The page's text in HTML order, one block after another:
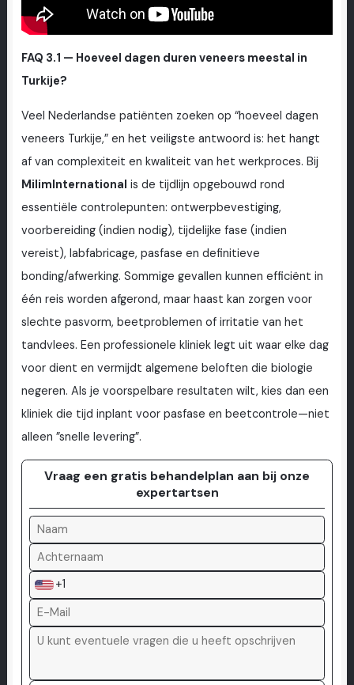
FAQ 3.1 — Hoeveel dagen duren veneers meestal in
Turkije?
Veel Nederlandse patiënten zoeken op “hoeveel dagen
veneers Turkije,” en het veiligste antwoord is: het hangt
af van complexiteit en kwaliteit van het werkproces. Bij
MilimInternational is de tijdlijn opgebouwd rond
essentiële controlepunten: ontwerpbevestiging,
voorbereiding (indien nodig), tijdelijke fase (indien
vereist), labfabricage, pasfase en definitieve
bonding/afwerking. Sommige gevallen kunnen efficiënt in
één reis worden afgerond, maar haast kan zorgen voor
slechte pasvorm, beetproblemen of irritatie van het
tandvlees. Een professionele kliniek legt uit waar elke dag
voor dient en vermijdt algemene beloften die biologie
negeren. Als je voorspelbare resultaten wilt, kies dan een
kliniek die tijd inplant voor pasfase en beetcontrole—niet
alleen ”snelle levering”.
Vraag een gratis behandelplan aan bij onze
expertartsen
+1